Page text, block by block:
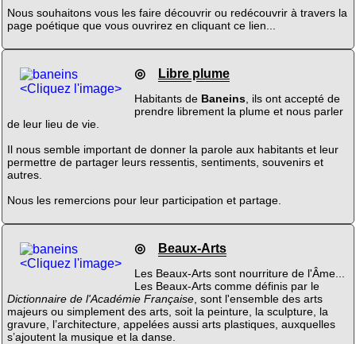
Nous souhaitons vous les faire découvrir ou redécouvrir à travers la
page poétique que vous ouvrirez en cliquant ce lien...
<Cliquez l'image>
◎ Libre plume
Habitants de Baneins, ils ont accepté de
prendre librement la plume et nous parler
de leur lieu de vie.
Il nous semble important de donner la parole aux habitants et leur
permettre de partager leurs ressentis, sentiments, souvenirs et
autres.
Nous les remercions pour leur participation et partage.
<Cliquez l'image>
◎ Beaux-Arts
Les Beaux-Arts sont nourriture de l'Âme...
Les Beaux-Arts comme définis par le
Dictionnaire de l'Académie Française, sont l'ensemble des arts
majeurs ou simplement des arts, soit la peinture, la sculpture, la
gravure, l’architecture, appelées aussi arts plastiques, auxquelles
s’ajoutent la musique et la danse.